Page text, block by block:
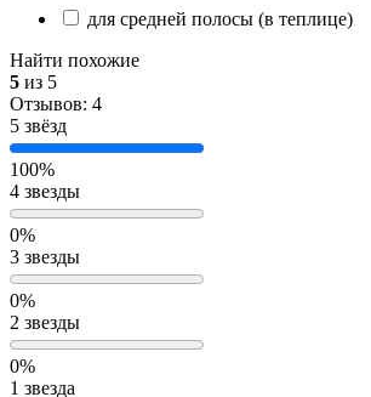
для средней полосы (в теплице)
Найти похожие
5 из 5
Отзывов: 4
5 звёзд
100%
4 звезды
0%
3 звезды
0%
2 звезды
0%
1 звезда